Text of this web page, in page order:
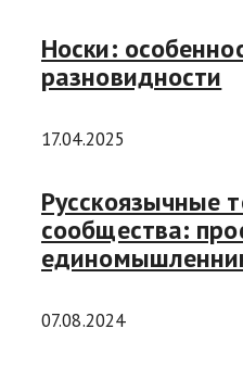
Носки:
разновидности
17.04.2025
Русскоязычные
сообщества:
07.08.2024